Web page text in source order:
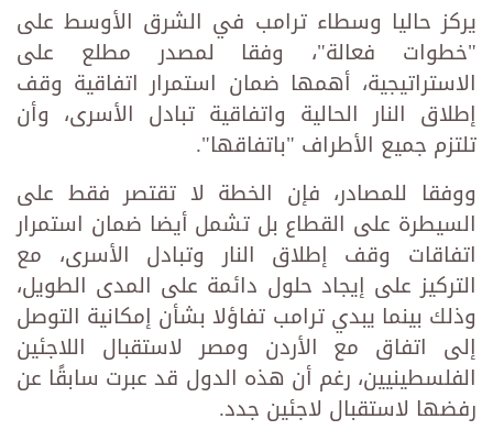
يركز حاليا وسطاء ترامب في الشرق الأوسط على
"خطوات فعالة"، وفقا لمصدر مطلع على
الاستراتيجية، أهمها ضمان استمرار اتفاقية وقف
إطلاق النار الحالية واتفاقية تبادل الأسرى، وأن
تلتزم جميع الأطراف "باتفاقها".
ووفقا للمصادر، فإن الخطة لا تقتصر فقط على
السيطرة على القطاع بل تشمل أيضا ضمان استمرار
اتفاقات وقف إطلاق النار وتبادل الأسرى، مع
التركيز على إيجاد حلول دائمة على المدى الطويل،
وذلك بينما يبدي ترامب تفاؤلا بشأن إمكانية التوصل
إلى اتفاق مع الأردن ومصر لاستقبال اللاجئين
الفلسطينيين، رغم أن هذه الدول قد عبرت سابقًا عن
رفضها لاستقبال لاجئين جدد.